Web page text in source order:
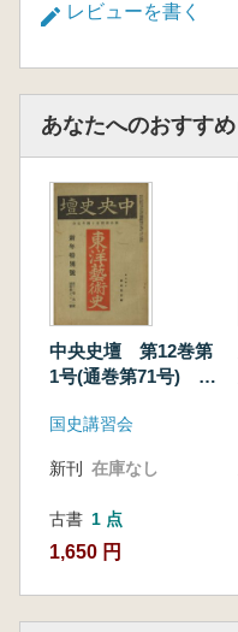
レビューを書く
あなたへのおすすめ
中央史壇 第12巻第
1号(通巻第71号) 新
国史講習会
新刊 在庫なし
古書 1 点
1,650 円